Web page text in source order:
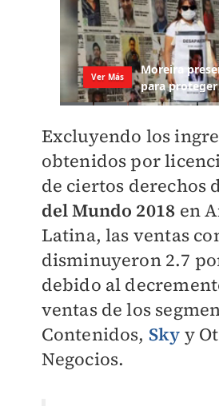
Excluyendo los
obtenidos por
de ciertos derechos
del Mundo 2018 en
Latina, las ventas
disminuyeron 2.7
debido al
ventas de los
Contenidos, Sky y
Negocios.